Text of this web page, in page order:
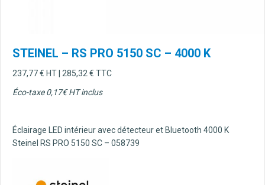
STEINEL – RS PRO 5150 SC – 4000 K
237,77€ HT | 285,32 € TTC
Éco-taxe 0,17€ HT inclus
Éclairage LED intérieur avec détecteur et Bluetooth 4000 K
Steinel RS PRO 5150 SC – 058739